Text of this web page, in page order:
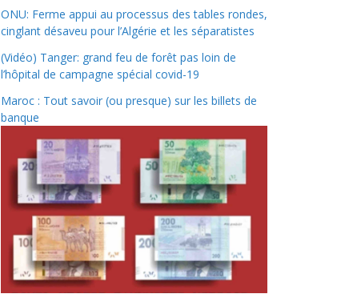
ONU: Ferme appui au processus des tables rondes,
cinglant désaveu pour l’Algérie et les séparatistes
(Vidéo) Tanger: grand feu de forêt pas loin de
l’hôpital de campagne spécial covid-19
Maroc : Tout savoir (ou presque) sur les billets de
banque